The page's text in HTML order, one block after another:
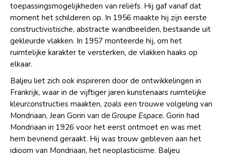
toepassingsmogelijkheden van reliëfs. Hij gaf vanaf dat
moment het schilderen op. In 1956 maakte hij zijn eerste
constructivistische, abstracte wandbeelden, bestaande uit
gekleurde vlakken. In 1957 monteerde hij, om het
ruimtelijke karakter te versterken, de vlakken haaks op
elkaar.
Baljeu liet zich ook inspireren door de ontwikkelingen in
Frankrijk, waar in de vijftiger jaren kunstenaars ruimtelijke
kleurconstructies maakten, zoals een trouwe volgeling van
Mondriaan, Jean Gorin van de Groupe Espace. Gorin had
Mondriaan in 1926 voor het eerst ontmoet en was met
hem bevriend geraakt. Hij was trouw gebleven aan het
idioom van Mondriaan, het neoplasticisme. Baljeu